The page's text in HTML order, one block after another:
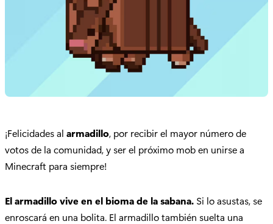
¡Felicidades al armadillo, por recibir el mayor número de
votos de la comunidad, y ser el próximo mob en unirse a
Minecraft para siempre!
El armadillo vive en el bioma de la sabana. Si lo asustas, se
enroscará en una bolita. El armadillo también suelta una